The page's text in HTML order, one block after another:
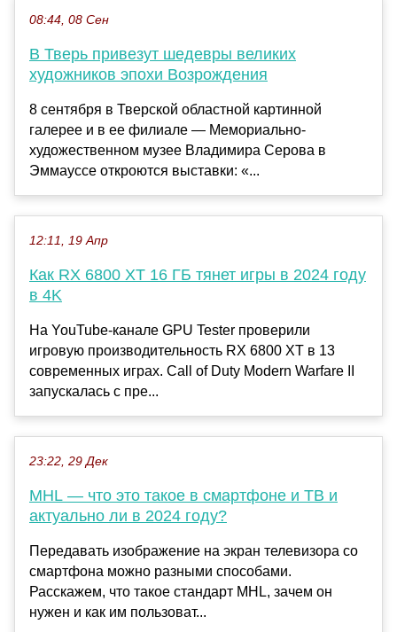
08:44, 08 Сен
В Тверь привезут шедевры великих
художников эпохи Возрождения
8 сентября в Тверской областной картинной
галерее и в ее филиале — Мемориально-
художественном музее Владимира Серова в
Эммауссе откроются выставки: «...
12:11, 19 Апр
Как RX 6800 XT 16 ГБ тянет игры в 2024 году
в 4K
На YouTube-канале GPU Tester проверили
игровую производительность RX 6800 XT в 13
современных играх. Call of Duty Modern Warfare II
запускалась с пре...
23:22, 29 Дек
MHL — что это такое в смартфоне и ТВ и
актуально ли в 2024 году?
Передавать изображение на экран телевизора со
смартфона можно разными способами.
Расскажем, что такое стандарт MHL, зачем он
нужен и как им пользоват...